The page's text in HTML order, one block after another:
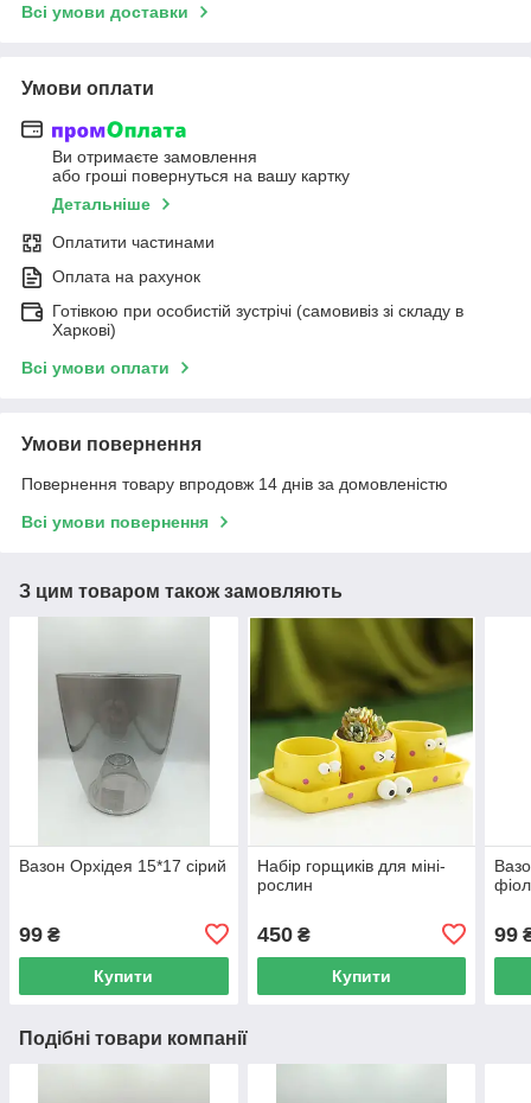
Всі умови доставки
Умови оплати
Ви отримаєте замовлення
або гроші повернуться на вашу картку
Детальніше
Оплатити частинами
Оплата на рахунок
Готівкою при особистій зустрічі (самовивіз зі складу в
Харкові)
Всі умови оплати
Умови повернення
Повернення товару впродовж 14 днів за домовленістю
Всі умови повернення
З цим товаром також замовляють
Вазон Орхідея 15*17 сірий
99 ₴
Купити
Набір горщиків для міні-
рослин
450₴
Купити
99
Подібні товари компанії